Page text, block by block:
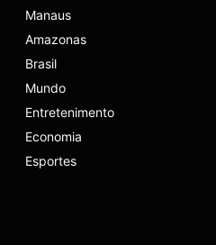
Manaus
Amazonas
Brasil
Mundo
Entretenimento
Economia
Esportes